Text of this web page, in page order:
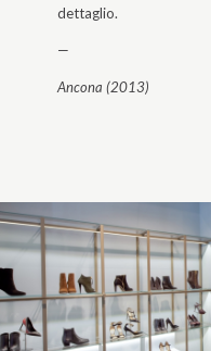
dettaglio.
—
Ancona (2013)